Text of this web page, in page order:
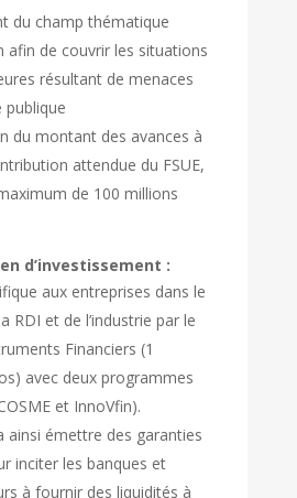
du champ thématique
afin de couvrir les situations
résultant de menaces
publique
du montant des avances à
attendue du FSUE,
de 100 millions
d’investissement :
aux entreprises dans le
RDI et de l’industrie par le
Financiers (1
avec deux programmes
et InnoVfin).
ainsi émettre des garanties
inciter les banques et
à fournir des liquidités à